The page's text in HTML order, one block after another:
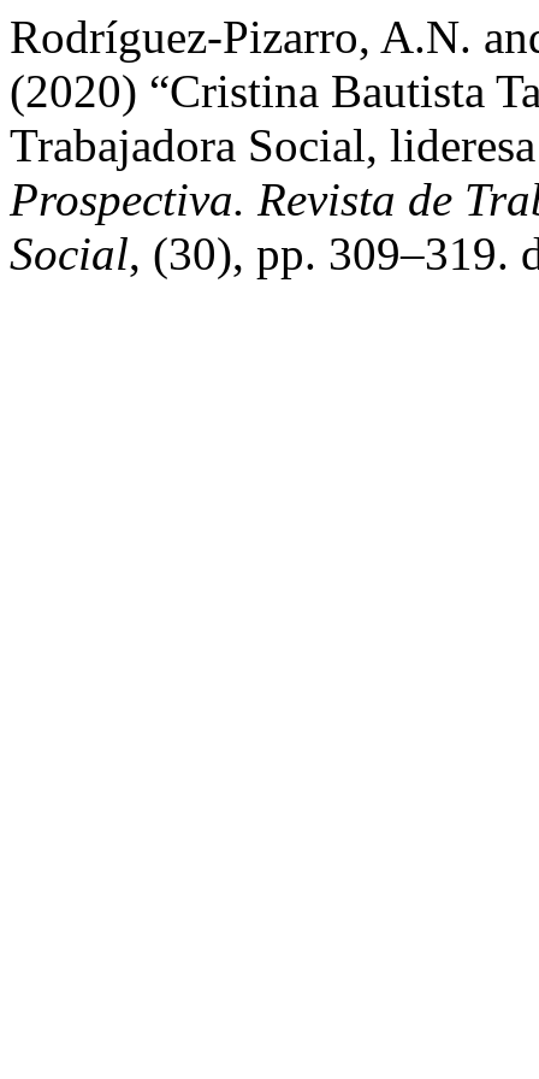
Rodríguez-Pizarro, A.N.
(2020) “Cristina Bautista
Trabajadora Social,
Prospectiva. Revista de
Social, (30), pp. 309–319.